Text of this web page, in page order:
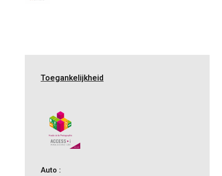
Toegankelijkheid
Auto :